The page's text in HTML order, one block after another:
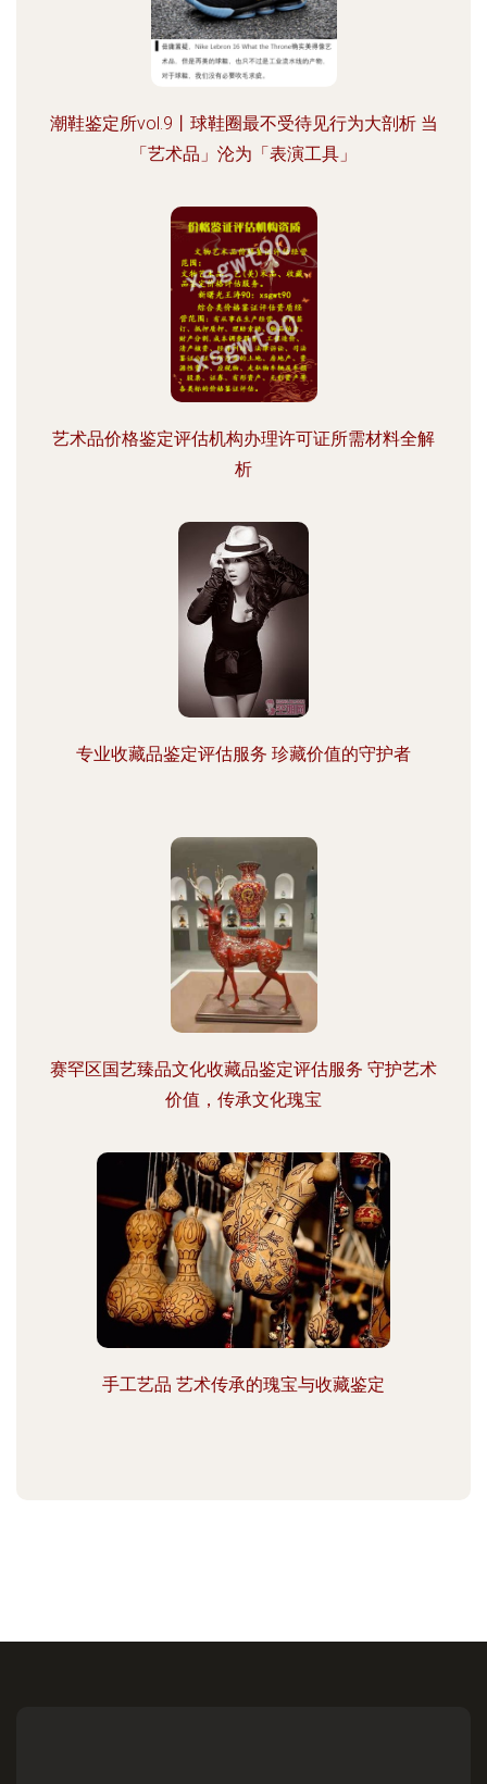
潮鞋鉴定所vol.9丨球鞋圈最不受待见行为大剖析 当
「艺术品」沦为「表演工具」
艺术品价格鉴定评估机构办理许可证所需材料全解
析
专业收藏品鉴定评估服务 珍藏价值的守护者
赛罕区国艺臻品文化收藏品鉴定评估服务 守护艺术
价值，传承文化瑰宝
手工艺品 艺术传承的瑰宝与收藏鉴定